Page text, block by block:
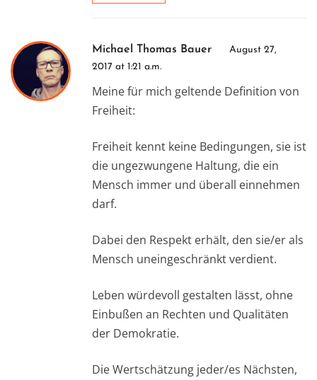
Michael Thomas Bauer
August 27,
2017 at 1:21 a.m.
Meine für mich geltende Definition von
Freiheit:
Freiheit kennt keine Bedingungen, sie ist
die ungezwungene Haltung, die ein
Mensch immer und überall einnehmen
darf.
Dabei den Respekt erhält, den sie/er als
Mensch uneingeschränkt verdient.
Leben würdevoll gestalten lässt, ohne
Einbußen an Rechten und Qualitäten
der Demokratie.
Die Wertschätzung jeder/es Nächsten,